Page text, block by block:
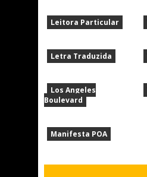
Leitora Particular
Letra Traduzida
Los Angeles
Boulevard
Manifesta POA